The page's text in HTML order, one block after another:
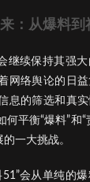
：从爆料到
继续保持其强
网络舆论的日
息的筛选和真
平衡“爆料”和“
一大挑战。
会从单纯的